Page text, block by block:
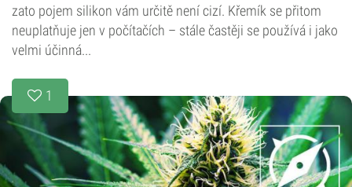
zato pojem silikon vám určitě není cizí. Křemík se přitom
neuplatňuje jen v počítačích – stále častěji se používá i jako
velmi účinná...
1